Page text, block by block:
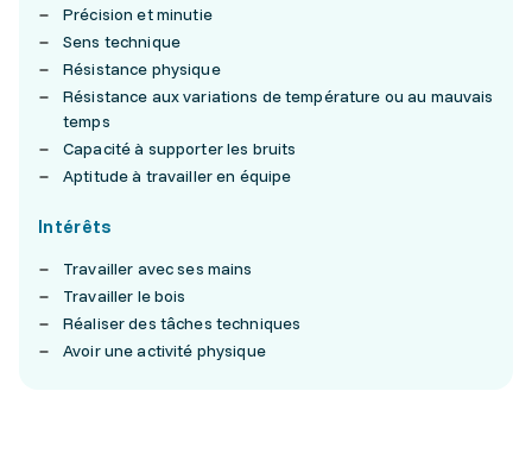
Précision et minutie
Sens technique
Résistance physique
Résistance aux variations de température ou au mauvais
temps
Capacité à supporter les bruits
Aptitude à travailler en équipe
Intérêts
Travailler avec ses mains
Travailler le bois
Réaliser des tâches techniques
Avoir une activité physique